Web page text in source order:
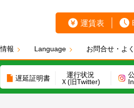
運賃表
報 Language お問合せ・よ
遅延証明書
運行状況
Ｘ(旧Twitter)